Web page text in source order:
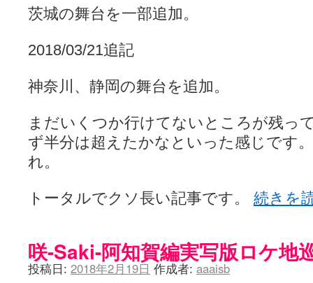
茨城の舞台を一部追加。
2018/03/21追記
神奈川、静岡の舞台を追加。
まだいくつか行けてないところが残っ
ず半分は超えたかなといった感じです
れ。
トータルでクソ長い記事です。 続きを
咲-Saki-阿知賀編実写版ロケ地
投稿日: 2018年2月19日 作成者: aaaisb